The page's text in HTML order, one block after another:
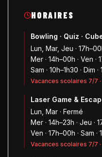
HORAIRES
Bowling · Quiz ·
Lun, Mar, Jeu ·
Mer · 14h–00h · Ven ·
Sam · 10h–1h30 · Dim
Vacances scolaires 7/7 ·
Laser Game &
Lun, Mar · Fermé
Mer · 14h–23h · Jeu ·
Ven · 17h–00h · Sam ·
Vacances scolaires 7/7 ·